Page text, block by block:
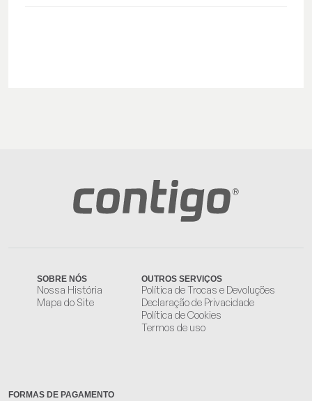
SOBRE NÓS
Nossa História
Mapa do Site
OUTROS SERVIÇOS
Política de Trocas e Devoluções
Declaração de Privacidade
Política de Cookies
Termos de uso
FORMAS DE PAGAMENTO